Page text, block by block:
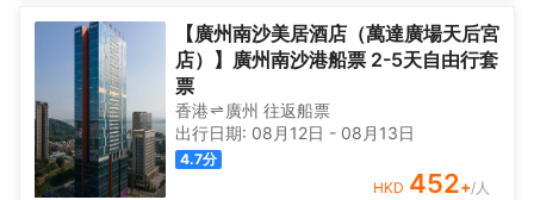
嶺南文化的歸屬感。 客棧共五層，一層為大堂及茶室，二至
五層為客房，寬敞、舒適、風格各異的客房眾多；供賓客休
閒暢談的石奧茶室，主要提供早餐、茶點、飲品、簡餐等服
務；同時亦與中國大陸獲得“五金錨”獎的南沙遊艇會提供宴
會/婚宴/會議、中西式餐飲、遊艇觀光/租賃、帆船租賃/體
驗、遊艇帆船駕證考取等不同種服務功能，打造出一種特色
的休閒度假空間。
【廣州南沙美居酒店（萬達廣場天后宮
店）】廣州南沙港船票 2-5天自由行套
票
香港 廣州 往返船票
出行日期: 08月12日 - 08月13日
4.7分
HKD 452+/人